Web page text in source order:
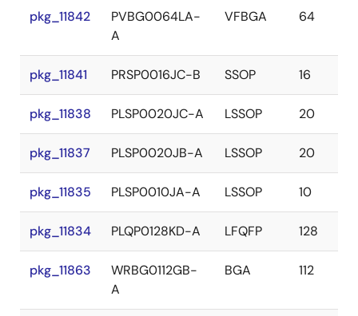
pkg_11842
PVBG0064LA-
A
VFBGA 64
pkg_11841 PRSP0016JC-B SSOP 16
pkg_11838 PLSP0020JC-A LSSOP 20
pkg_11837 PLSP0020JB-A LSSOP 20
pkg_11835 PLSP0010JA-A LSSOP 10
pkg_11834 PLQP0128KD-A LFQFP 128
pkg_11863
WRBG0112GB-
A
BGA 112